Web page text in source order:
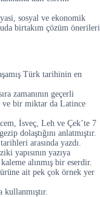
sosyal ve ekonomik
birtakım çözüm önerileri
Türk tarihinin en
zamanının geçerli
ve bir miktar da Latince
İsveç, Leh ve Çek’te 7
dolaştığını anlatmıştır.
arasında yazdı.
yapısının yazıya
alınmış bir eserdir.
ait pek çok örnek yer
kullanmıştır.